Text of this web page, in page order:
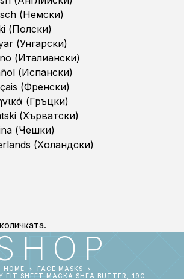
(Немски)
(Полски)
(Унгарски)
(Италиански)
(Испански)
(Френски)
(Гръцки)
(Хърватски)
(Чешки)
(Холандски)
HOME
FACE MASKS
FIT SHEET МАСКА SHEA BUTTER, 19G